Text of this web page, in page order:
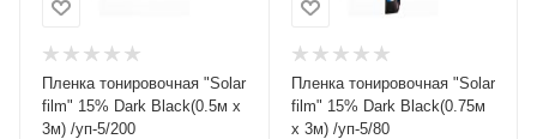
Пленка тонировочная "Solar
film" 15% Dark Blaсk(0.5м x
3м) /уп-5/200
Пленка тонировочная "Solar
film" 15% Dark Blaсk(0.75м
x 3м) /уп-5/80